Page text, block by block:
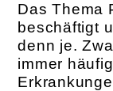
Das Thema
beschäftigt
denn je.
immer